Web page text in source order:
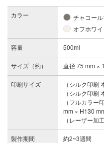
カラー チャコー
オフホワイ
容量 500ml
サイズ（約） 直径 75 mm ×
印刷サイズ
（シルク印刷
（シルク印刷
（フルカラー
mm × H130
（レーザー加
製作期間 約2~3週間